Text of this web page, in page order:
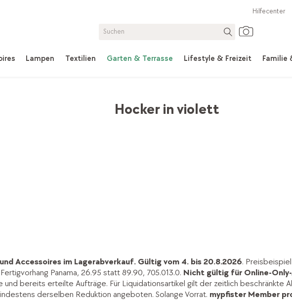
Lampen Textilien Garten & Terrasse Lifestyle & Freizeit Familie
Hilfecenter
Hocker in violett
Accessoires im Lagerabverkauf. Gültig vom 4. bis 20.8.2026.
Panama, 26.95 statt 89.90, 705.013.0. Nicht gültig für Online-
und bereits erteilte Aufträge. Für Liquidationsartikel gilt der zeitlich beschränkte
derselben Reduktion angeboten. Solange Vorrat. mypfister Member